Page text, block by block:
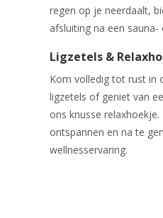
regen op je neerdaalt,
afsluiting na een
Ligzetels &
Kom volledig tot rust in
ligzetels of geniet van
ons knusse
ontspannen en na te
wellnesservaring.